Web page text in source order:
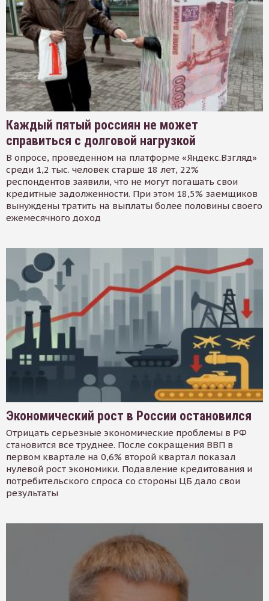
Каждый пятый россиян не может
справиться с долговой нагрузкой
В опросе, проведенном на платформе «Яндекс.Взгляд»
среди 1,2 тыс. человек старше 18 лет, 22%
респондентов заявили, что не могут погашать свои
кредитные задолженности. При этом 18,5% заемщиков
вынуждены тратить на выплаты более половины своего
ежемесячного доход
Экономический рост в России остановился
Отрицать серьезные экономические проблемы в РФ
становится все труднее. После сокращения ВВП в
первом квартале на 0,6% второй квартал показал
нулевой рост экономики. Подавление кредитования и
потребительского спроса со стороны ЦБ дало свои
результаты